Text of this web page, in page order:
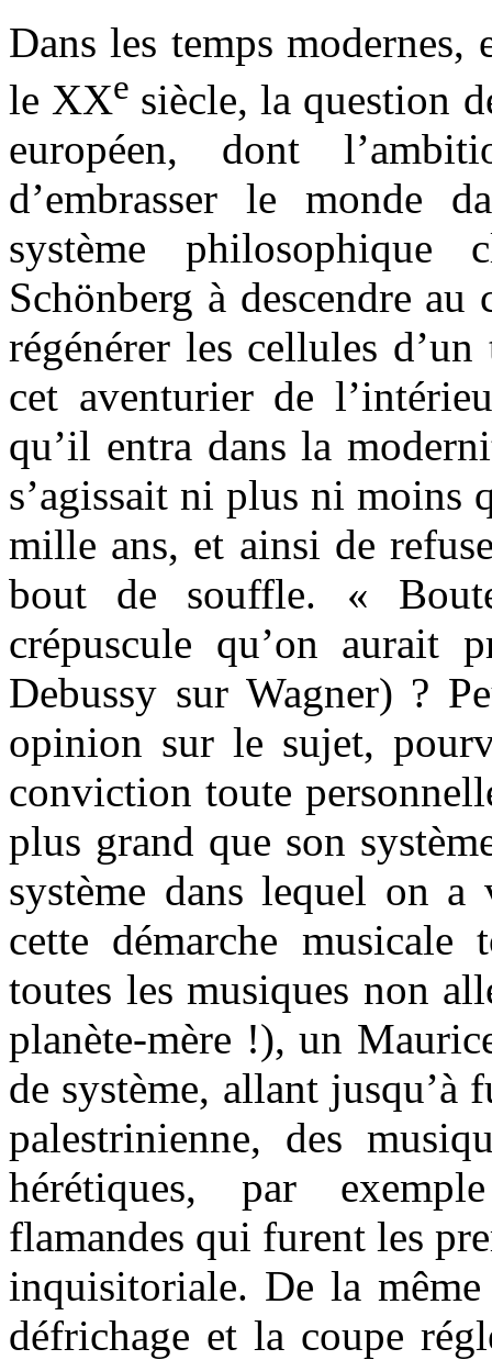
Dans les temps modernes,
le XXe siècle, la question
européen, dont
d’embrasser le monde
système
Schönberg à descendre
régénérer les cellules
cet aventurier de
qu’il entra dans la
s’agissait ni plus ni moins
mille ans, et ainsi de
bout de souffle. «
crépuscule qu’on aurait
Debussy sur Wagner) ?
opinion sur le sujet,
conviction toute
plus grand que son
système dans lequel on a
cette démarche musicale
toutes les musiques non
planète-mère !), un
de système, allant jusqu’à
palestrinienne, des
hérétiques, par
flamandes qui furent les
inquisitoriale. De la
défrichage et la coupe